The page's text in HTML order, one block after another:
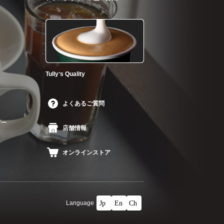
ー
Tullyʼs Quality
よくあるご質問
店舗情報
オンラインストア
Language